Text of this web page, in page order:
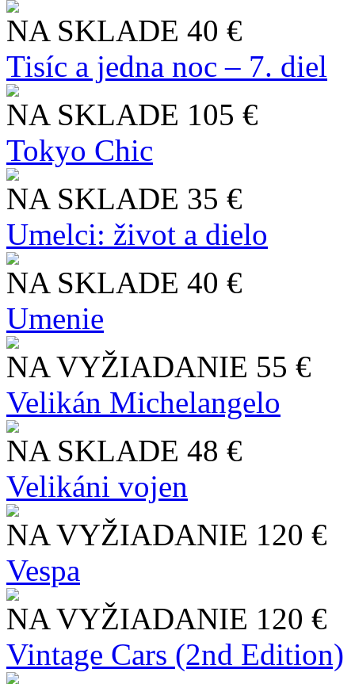
NA SKLADE 40 €
Tisíc a jedna noc – 7. diel
NA SKLADE 105 €
Tokyo Chic
NA SKLADE 35 €
Umelci: život a dielo
NA SKLADE 40 €
Umenie
NA VYŽIADANIE 55 €
Velikán Michelangelo
NA SKLADE 48 €
Velikáni vojen
NA VYŽIADANIE 120 €
Vespa
NA VYŽIADANIE 120 €
Vintage Cars (2nd Edition)